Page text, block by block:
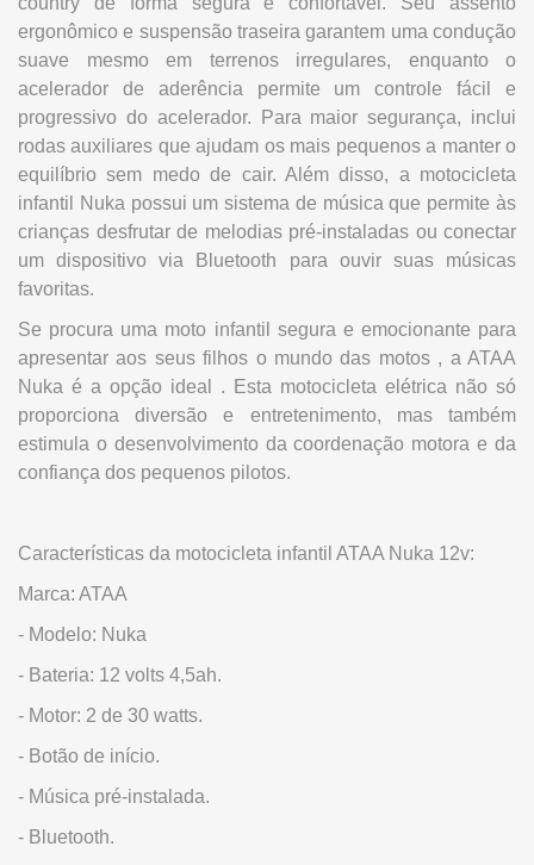
ergonômico e suspensão traseira garantem uma condução
suave mesmo em terrenos irregulares, enquanto o
acelerador de aderência permite um controle fácil e
progressivo do acelerador. Para maior segurança, inclui
rodas auxiliares que ajudam os mais pequenos a manter o
equilíbrio sem medo de cair. Além disso, a motocicleta
infantil Nuka possui um sistema de música que permite às
crianças desfrutar de melodias pré-instaladas ou conectar
um dispositivo via Bluetooth para ouvir suas músicas
favoritas.
Se procura uma moto infantil segura e emocionante para
apresentar aos seus filhos o mundo das motos , a ATAA
Nuka é a opção ideal . Esta motocicleta elétrica não só
proporciona diversão e entretenimento, mas também
estimula o desenvolvimento da coordenação motora e da
confiança dos pequenos pilotos.
Características da motocicleta infantil ATAA Nuka 12v:
Marca: ATAA
- Modelo: Nuka
- Bateria: 12 volts 4,5ah.
- Motor: 2 de 30 watts.
- Botão de início.
- Música pré-instalada.
- Bluetooth.